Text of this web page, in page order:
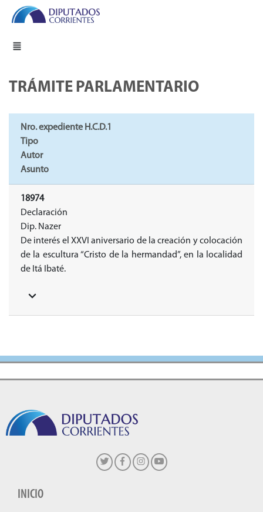
TRÁMITE PARLAMENTARIO
Nro. expediente H.C.D.1
Tipo
Autor
Asunto
18974
Declaración
Dip. Nazer
De interés el XXVI aniversario de la creación y colocación
de la escultura “Cristo de la hermandad”, en la localidad
de Itá Ibaté.
INICIO